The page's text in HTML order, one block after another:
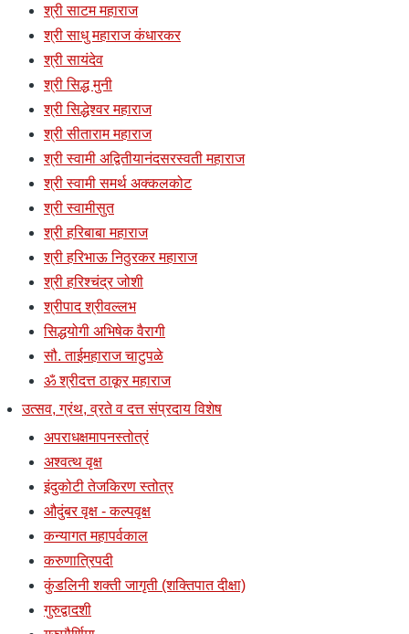
श्री साटम महाराज
श्री साधु महाराज कंधारकर
श्री सायंदेव
श्री सिद्ध मुनी
श्री सिद्धेश्वर महाराज
श्री सीताराम महाराज
श्री स्वामी अद्वितीयानंदसरस्वती महाराज
श्री स्वामी समर्थ अक्कलकोट
श्री स्वामीसुत
श्री हरिबाबा महाराज
श्री हरिभाऊ निठुरकर महाराज
श्री हरिश्चंद्र जोशी
श्रीपाद श्रीवल्लभ
सिद्धयोगी अभिषेक वैरागी
सौ. ताईमहाराज चाटुपळे
ॐ श्रीदत्त ठाकूर महाराज
उत्सव, ग्रंथ, व्रते व दत्त संप्रदाय विशेष
अपराधक्षमापनस्तोत्रं
अश्वत्थ वृक्ष
इंदुकोटी तेजकिरण स्तोत्र
औदुंबर वृक्ष - कल्पवृक्ष
कन्यागत महापर्वकाल
करुणात्रिपदी
कुंडलिनी शक्ती जागृती (शक्तिपात दीक्षा)
गुरुद्वादशी